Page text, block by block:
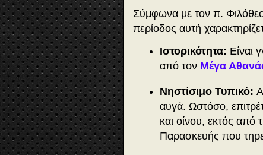
Σύμφωνα με τον π. Φιλόθεο
περίοδος αυτή
Ιστορικότητα: Είναι
από τον Μέγα
Νηστίσιμο Τυπικό:
αυγά. Ωστόσο,
και οίνου, εκτός από
Παρασκευής που